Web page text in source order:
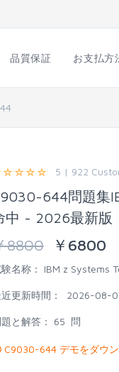
品質保証 お支払方
5 | 922
644問題集
中 - 2026最新版
8800￥ 6800
名称： IBM z Systems
更新時間： 2026-08-
と解答： 65 問
C9030-644 デモをダウ